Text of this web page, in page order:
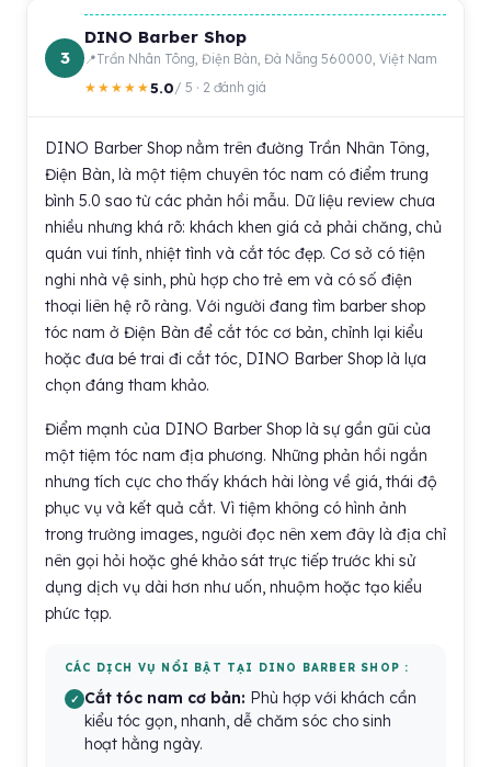
3
DINO Barber Shop
Trần Nhân Tông, Điện Bàn, Đà Nẵng 560000, Việt Nam
★★★★★5.0/ 5 · 2 đánh giá
DINO Barber Shop nằm trên đường Trần Nhân Tông,
Điện Bàn, là một tiệm chuyên tóc nam có điểm trung
bình 5.0 sao từ các phản hồi mẫu. Dữ liệu review chưa
nhiều nhưng khá rõ: khách khen giá cả phải chăng, chủ
quán vui tính, nhiệt tình và cắt tóc đẹp. Cơ sở có tiện
nghi nhà vệ sinh, phù hợp cho trẻ em và có số điện
thoại liên hệ rõ ràng. Với người đang tìm barber shop
tóc nam ở Điện Bàn để cắt tóc cơ bản, chỉnh lại kiểu
hoặc đưa bé trai đi cắt tóc, DINO Barber Shop là lựa
chọn đáng tham khảo.
Điểm mạnh của DINO Barber Shop là sự gần gũi của
một tiệm tóc nam địa phương. Những phản hồi ngắn
nhưng tích cực cho thấy khách hài lòng về giá, thái độ
phục vụ và kết quả cắt. Vì tiệm không có hình ảnh
trong trường images, người đọc nên xem đây là địa chỉ
nên gọi hỏi hoặc ghé khảo sát trực tiếp trước khi sử
dụng dịch vụ dài hơn như uốn, nhuộm hoặc tạo kiểu
phức tạp.
CÁC DỊCH VỤ NỔI BẬT TẠI DINO BARBER SHOP :
Cắt tóc nam cơ bản: Phù hợp với khách cần
kiểu tóc gọn, nhanh, dễ chăm sóc cho sinh
hoạt hằng ngày.